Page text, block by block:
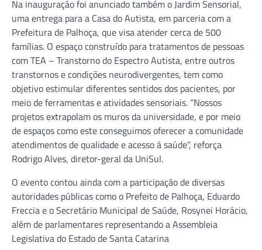
Na inauguração foi anunciado também o Jardim Sensorial,
uma entrega para a Casa do Autista, em parceria com a
Prefeitura de Palhoça, que visa atender cerca de 500
famílias. O espaço construído para tratamentos de pessoas
com TEA – Transtorno do Espectro Autista, entre outros
transtornos e condições neurodivergentes, tem como
objetivo estimular diferentes sentidos dos pacientes, por
meio de ferramentas e atividades sensoriais. “Nossos
projetos extrapolam os muros da universidade, e por meio
de espaços como este conseguimos oferecer a comunidade
atendimentos de qualidade e acesso à saúde”, reforça
Rodrigo Alves, diretor-geral da UniSul.
O evento contou ainda com a participação de diversas
autoridades públicas como o Prefeito de Palhoça, Eduardo
Freccia e o Secretário Municipal de Saúde, Rosynei Horácio,
além de parlamentares representando a Assembleia
Legislativa do Estado de Santa Catarina